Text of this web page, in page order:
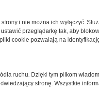
Pliki cookies stosujemy
poziomie,
potrzeb.
ustawień dotyczących
w Twoim
i nie można ich wyłączyć.
przeglądarkę tak, aby
cookie pozwalają na
ruchu. Dzięki tym plikom
stronę. Wszystkie